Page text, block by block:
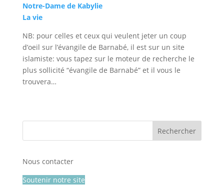
Notre-Dame de Kabylie
La vie
NB: pour celles et ceux qui veulent jeter un coup
d’oeil sur l’évangile de Barnabé, il est sur un site
islamiste: vous tapez sur le moteur de recherche le
plus sollicité “évangile de Barnabé” et il vous le
trouvera…
Nous contacter
Soutenir notre site